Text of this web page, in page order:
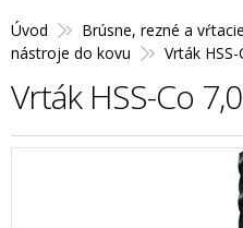
Úvod Brúsne, rezné a
nástroje do kovu
Vrták HSS-
Vrták HSS-Co